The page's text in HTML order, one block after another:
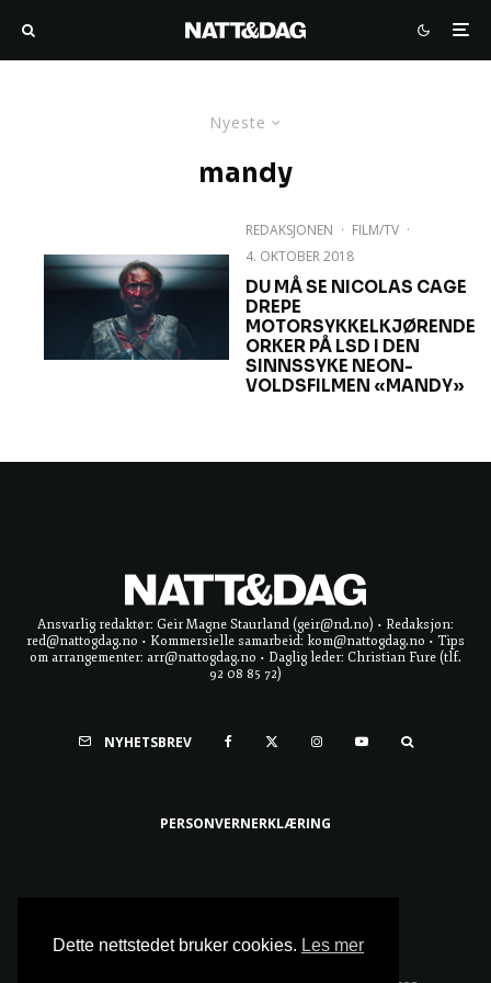
Nyeste
mandy
REDAKSJONEN · FILM/TV ·
4. OKTOBER 2018
DU MÅ SE NICOLAS CAGE
DREPE
MOTORSYKKELKJØRENDE
ORKER PÅ LSD I DEN
SINNSSYKE NEON-
VOLDSFILMEN «MANDY»
Ansvarlig redaktør: Geir Magne Staurland (geir@nd.no) • Redaksjon:
red@nattogdag.no • Kommersielle samarbeid: kom@nattogdag.no • Tips
om arrangementer: arr@nattogdag.no • Daglig leder: Christian Fure (tlf.
92 08 85 72)
NYHETSBREV
PERSONVERNERKLÆRING
Dette nettstedet bruker cookies. Les mer